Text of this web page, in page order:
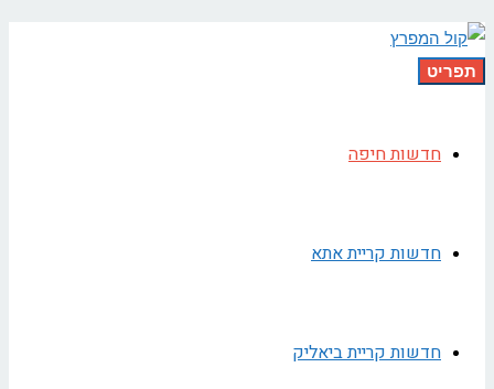
תפריט
חדשות חיפה
חדשות קריית אתא
חדשות קריית ביאליק